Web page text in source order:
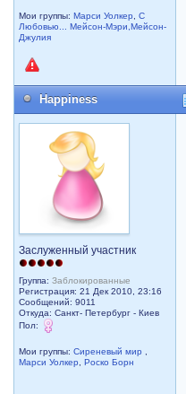
Мои группы:Марси Уолкер ,С
Любовью... Мейсон-Мэри,Мейсон-
Джулия
Happiness
Заслуженный участник
Группа:Заблокированные
Регистрация: 21 Дек 2010, 23:16
Сообщений: 9011
Откуда: Санкт- Петербург - Киев
Пол:
Мои группы:Сиреневый мир
Марси Уолкер
,Роско Борн